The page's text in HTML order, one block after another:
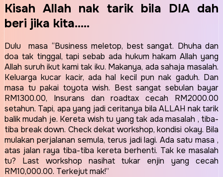
Kisah Allah nak tarik bila DIA dah
beri jika kita…..
Dulu masa “Business meletop, best sangat. Dhuha dan
doa tak tinggal, tapi sebab ada hukum hakam Allah yang
Allah suruh ikut kami tak iku. Makanya, ada sahaja masalah.
Keluarga kucar kacir, ada hal kecil pun nak gaduh. Dan
masa tu pakai toyota wish. Best sangat sebulan bayar
RM1300.00, Insurans dan roadtax cecah RM2000.00
setahun. Tapi, apa yang jadi ceritanya bila ALLAH nak tarik
balik mudah je. Kereta wish tu yang tak ada masalah , tiba-
tiba break down. Check dekat workshop, kondisi okay. Bila
mulakan perjalanan semula, terus jadi lagi. Ada satu masa ,
atas jalan raya tiba-tiba kereta berhenti. Tak ke masalah
tu? Last workshop nasihat tukar enjin yang cecah
RM10,000.00. Terkejut mak!”